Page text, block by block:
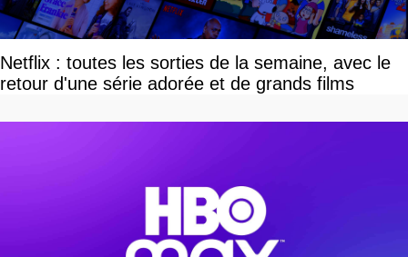
Netflix : toutes les sorties de la semaine, avec le
retour d'une série adorée et de grands films